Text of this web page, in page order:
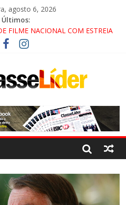
agosto 6, 2026
Últimos:
FILME NACIONAL COM ESTREIA
SERÁ BLOQUEADO NO FIM
E QUELUZ NA RETA FINAL